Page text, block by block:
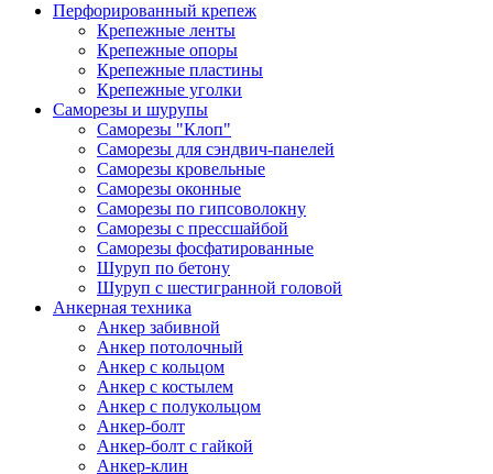
Перфорированный крепеж
Крепежные ленты
Крепежные опоры
Крепежные пластины
Крепежные уголки
Саморезы и шурупы
Саморезы "Клоп"
Саморезы для сэндвич-панелей
Саморезы кровельные
Саморезы оконные
Саморезы по гипсоволокну
Саморезы с прессшайбой
Саморезы фосфатированные
Шуруп по бетону
Шуруп с шестигранной головой
Анкерная техника
Анкер забивной
Анкер потолочный
Анкер с кольцом
Анкер с костылем
Анкер с полукольцом
Анкер-болт
Анкер-болт с гайкой
Анкер-клин